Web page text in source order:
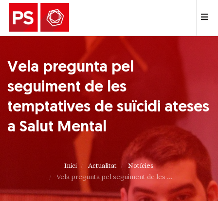
Vela pregunta pel
seguiment de les
temptatives de suïcidi ateses
a Salut Mental
Inici Actualitat
Notícies
Vela pregunta pel seguiment de les ...